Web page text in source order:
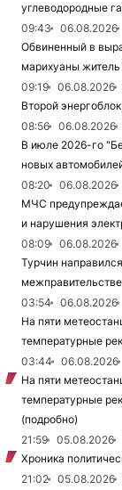
углеводородные
09:43
06.08.2026
Обвиненный в
марихуаны
09:19
06.08.2026
Второй
08:56
06.08.2026
В июле 2026-го
новых
08:20
06.08.2026
МЧС
и нарушения
08:09
06.08.2026
Турчин
03:54
06.08.2026
На пяти
температурные
03:44
06.08.2026
На пяти
температурные
(подробно)
21:59
05.08.2026
Хроника
21:02
05.08.2026